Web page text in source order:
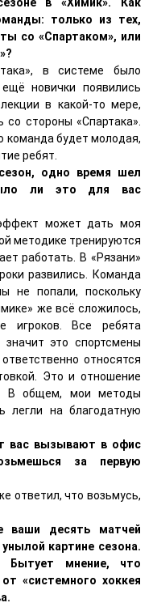
в «Химик». Как
только из тех,
со «Спартаком», или
в системе было
новички появились
в какой-то мере,
стороны «Спартака».
команда будет молодая,
ребят.
одно время шел
ли это для вас
может дать моя
методике тренируются
работать. В «Рязани»
развились. Команда
не попали, поскольку
же всё сложилось,
игроков. Все ребята
это спортсмены
относятся
Это и отношение
В общем, мои методы
легли на благодатную
вас вызывают в офис
за первую
ответил, что возьмусь,
ваши десять матчей
картине сезона.
Бытует мнение, что
«системного хоккея